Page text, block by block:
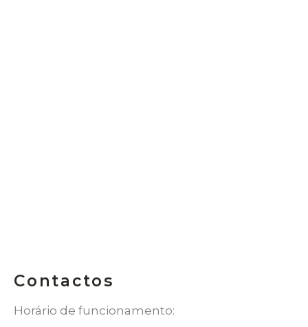
Contactos
Horário de funcionamento: